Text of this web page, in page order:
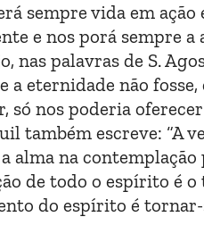
sempre vida em
e nos porá sempre
nas palavras de S.
a eternidade não
só nos poderia
também escreve: “A
na contemplação
de todo o espírito é
do espírito é